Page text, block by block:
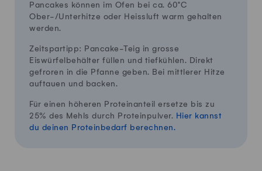
Pancakes können im Ofen bei ca. 60°C
Ober-/Unterhitze oder Heissluft warm gehalten
werden.
Zeitspartipp: Pancake-Teig in grosse
Eiswürfelbehälter füllen und tiefkühlen. Direkt
gefroren in die Pfanne geben. Bei mittlerer Hitze
auftauen und backen.
Für einen höheren Proteinanteil ersetze bis zu
25% des Mehls durch Proteinpulver. Hier kannst
du deinen Proteinbedarf berechnen.